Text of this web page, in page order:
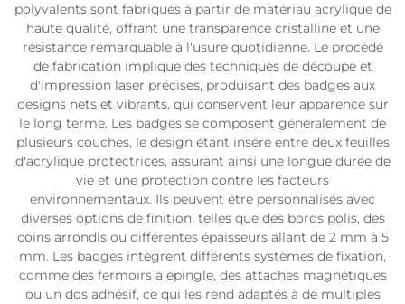
polyvalents sont fabriqués à partir de matériau acrylique de
haute qualité, offrant une transparence cristalline et une
résistance remarquable à l'usure quotidienne. Le procédé
de fabrication implique des techniques de découpe et
d'impression laser précises, produisant des badges aux
designs nets et vibrants, qui conservent leur apparence sur
le long terme. Les badges se composent généralement de
plusieurs couches, le design étant inséré entre deux feuilles
d'acrylique protectrices, assurant ainsi une longue durée de
vie et une protection contre les facteurs
environnementaux. Ils peuvent être personnalisés avec
diverses options de finition, telles que des bords polis, des
coins arrondis ou différentes épaisseurs allant de 2 mm à 5
mm. Les badges intègrent différents systèmes de fixation,
comme des fermoirs à épingle, des attaches magnétiques
ou un dos adhésif, ce qui les rend adaptés à de multiples